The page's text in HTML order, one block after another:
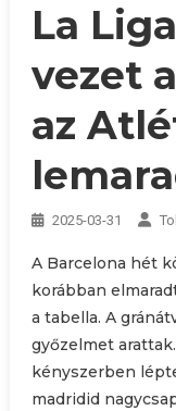
La
vezet
az
2025-03-31
A Barcelona hét
korábban
a tabella. A
győzelmet
kényszerben
madridid